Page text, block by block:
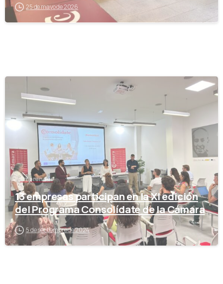
25 de mayo de 2026
Emprender
13 empresas participan en la XI edición
del Programa Consolídate de la Cámara
5 de septiembre de 2024